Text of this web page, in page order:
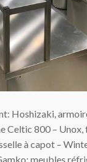
Hoshizaki,
Celtic 800 – Unox,
à capot –
meubles